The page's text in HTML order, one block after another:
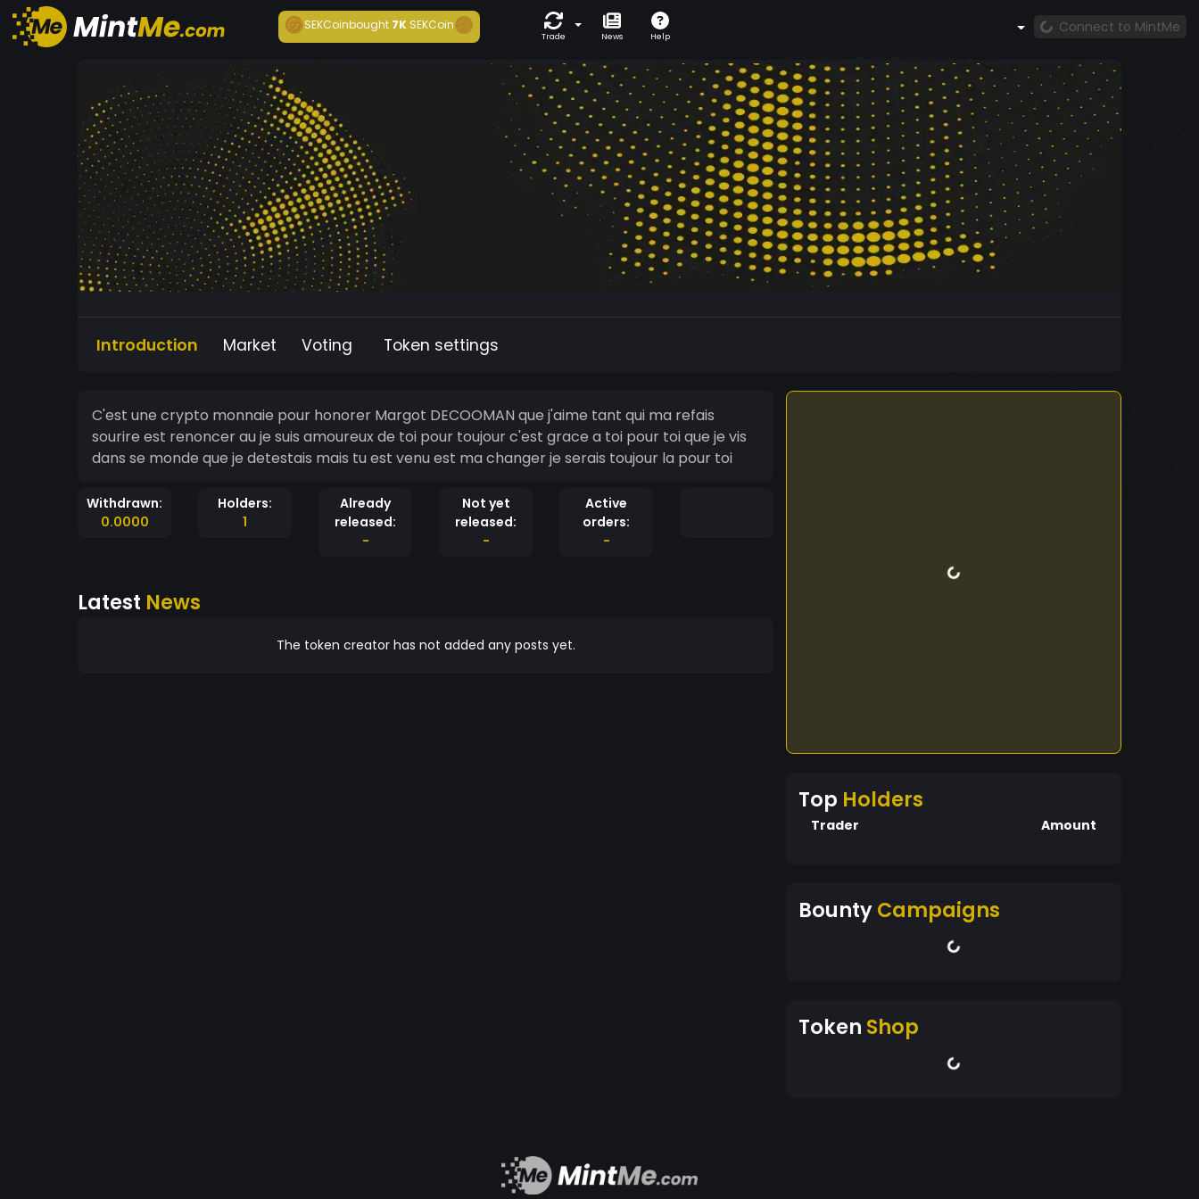
SEKCoinbought7K SEKCoin
Trade News Help
Connect to MintMe
Introduction Market Voting Token settings
C'est une crypto monnaie pour honorer Margot DECOOMAN que j'aime tant qui ma refais
sourire est renoncer au je suis amoureux de toi pour toujour c'est grace a toi pour toi que je vis
dans se monde que je detestais mais tu est venu est ma changer je serais toujour la pour toi
Withdrawn:
0.0000
Holders:
1
Already
released:
-
Not yet
released:
-
Active
orders:
-
Latest News
The token creator has not added any posts yet.
Top Holders
Trader Amount
BountyCampaigns
Token Shop